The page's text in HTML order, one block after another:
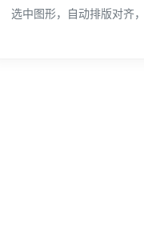
选中图形，自动排版对齐